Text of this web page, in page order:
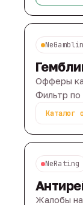
Офферы
Фильтр по
Каталог
NeRating
Жалобы